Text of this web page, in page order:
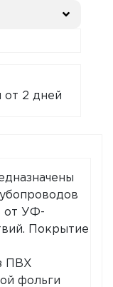
от 2 дней
от УФ-
Покрытие
ПВХ
фольги